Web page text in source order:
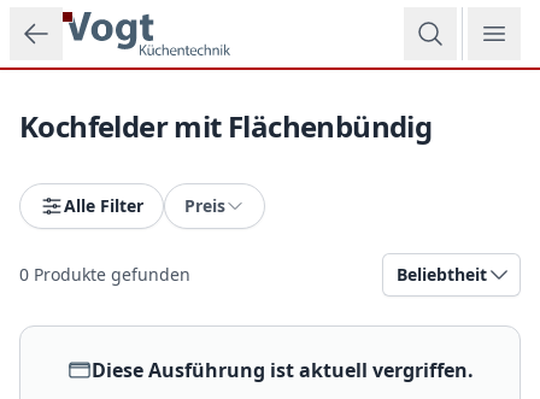
Zum Hauptinhalt springen
Kochfelder mit Flächenbündig
Alle Filter Preis
0 Produkte gefunden Beliebtheit
Diese Ausführung ist aktuell vergriffen.